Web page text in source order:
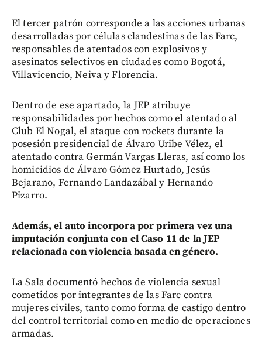
El tercer patrón corresponde a las acciones urbanas
desarrolladas por células clandestinas de las Farc,
responsables de atentados con explosivos y
asesinatos selectivos en ciudades como Bogotá,
Villavicencio, Neiva y Florencia.
Dentro de ese apartado, la JEP atribuye
responsabilidades por hechos como el atentado al
Club El Nogal, el ataque con rockets durante la
posesión presidencial de Álvaro Uribe Vélez, el
atentado contra Germán Vargas Lleras, así como los
homicidios de Álvaro Gómez Hurtado, Jesús
Bejarano, Fernando Landazábal y Hernando
Pizarro.
Además, el auto incorpora por primera vez una
imputación conjunta con el Caso 11 de la JEP
relacionada con violencia basada en género.
La Sala documentó hechos de violencia sexual
cometidos por integrantes de las Farc contra
mujeres civiles, tanto como forma de castigo dentro
del control territorial como en medio de operaciones
armadas.